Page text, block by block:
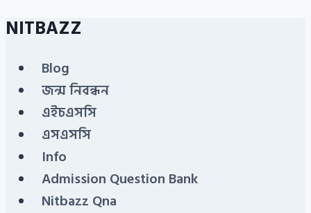
Skip
content
NITBAZZ
Blog
জন্ম নিবন্ধন
এইচএসসি
এসএসসি
Info
Admission Question Bank
Nitbazz Qna